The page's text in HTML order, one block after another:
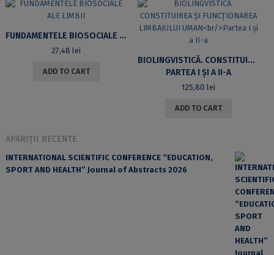
FUNDAMENTELE BIOSOCIALE ALE LIMBII
27,48lei
ADD TO CART
BIOLINGVISTICĂ. CONSTITUIREA ȘI FUNCȚIONAREA LIMBAJULUI UMAN
PARTEA I ȘI A II-A
125,80lei
ADD TO CART
APARIȚII RECENTE
INTERNATIONAL SCIENTIFIC CONFERENCE “EDUCATION,
SPORT AND HEALTH” Journal of Abstracts 2026